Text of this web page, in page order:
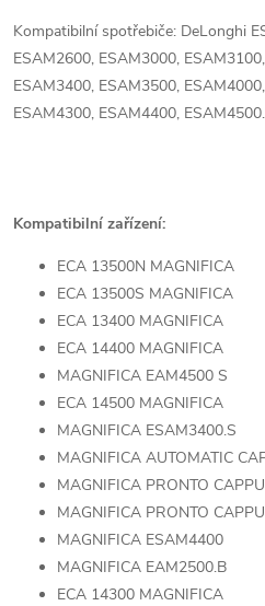
Kompatibilní spotřebiče: DeLonghi
ESAM2600, ESAM3000,
ESAM3400, ESAM3500,
ESAM4300, ESAM4400, ESAM4500.
Kompatibilní zařízení:
ECA 13500N MAGNIFICA
ECA 13500S MAGNIFICA
ECA 13400 MAGNIFICA
ECA 14400 MAGNIFICA
MAGNIFICA EAM4500 S
ECA 14500 MAGNIFICA
MAGNIFICA ESAM3400.S
MAGNIFICA AUTOMATIC
MAGNIFICA PRONTO
MAGNIFICA PRONTO
MAGNIFICA ESAM4400
MAGNIFICA EAM2500.B
ECA 14300 MAGNIFICA